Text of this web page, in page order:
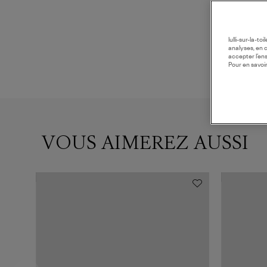
VOUS AIMEREZ AUSSI
lulli-sur-la-
analyses, en
accepter
Pour en